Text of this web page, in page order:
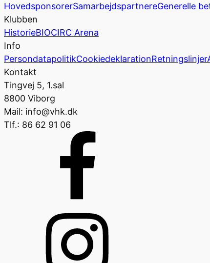
HovedsponsorerSamarbejdspartnereGenerelle
Klubben
HistorieBIOCIRC Arena
Info
PersondatapolitikCookiedeklarationRetningslinjer
Kontakt
Tingvej 5, 1.sal
8800 Viborg
Mail: info@vhk.dk
Tlf.: 86 62 91 06